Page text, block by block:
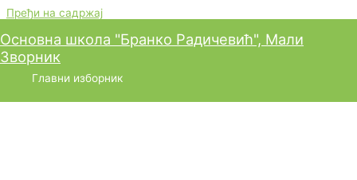
Пређи на садржај
Основна школа "Бранко Радичевић", Мали
Зворник
Главни изборник
Успех на Републичком
такмичењу из књижевности –